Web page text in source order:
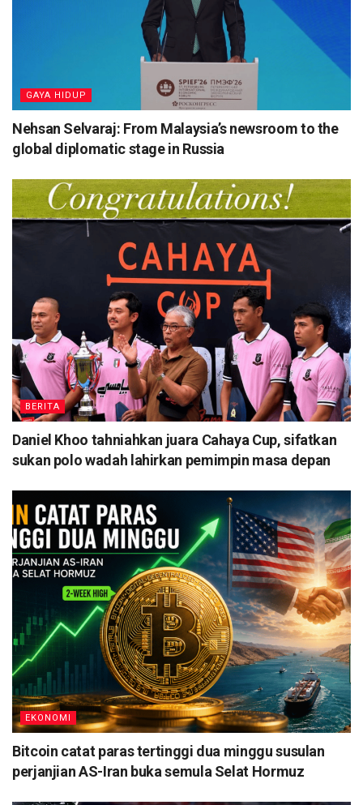
⁠GAYA HIDUP
Nehsan Selvaraj: From Malaysia’s newsroom to the
global diplomatic stage in Russia
BERITA
Daniel Khoo tahniahkan juara Cahaya Cup, sifatkan
sukan polo wadah lahirkan pemimpin masa depan
EKONOMI
Bitcoin catat paras tertinggi dua minggu susulan
perjanjian AS-Iran buka semula Selat Hormuz